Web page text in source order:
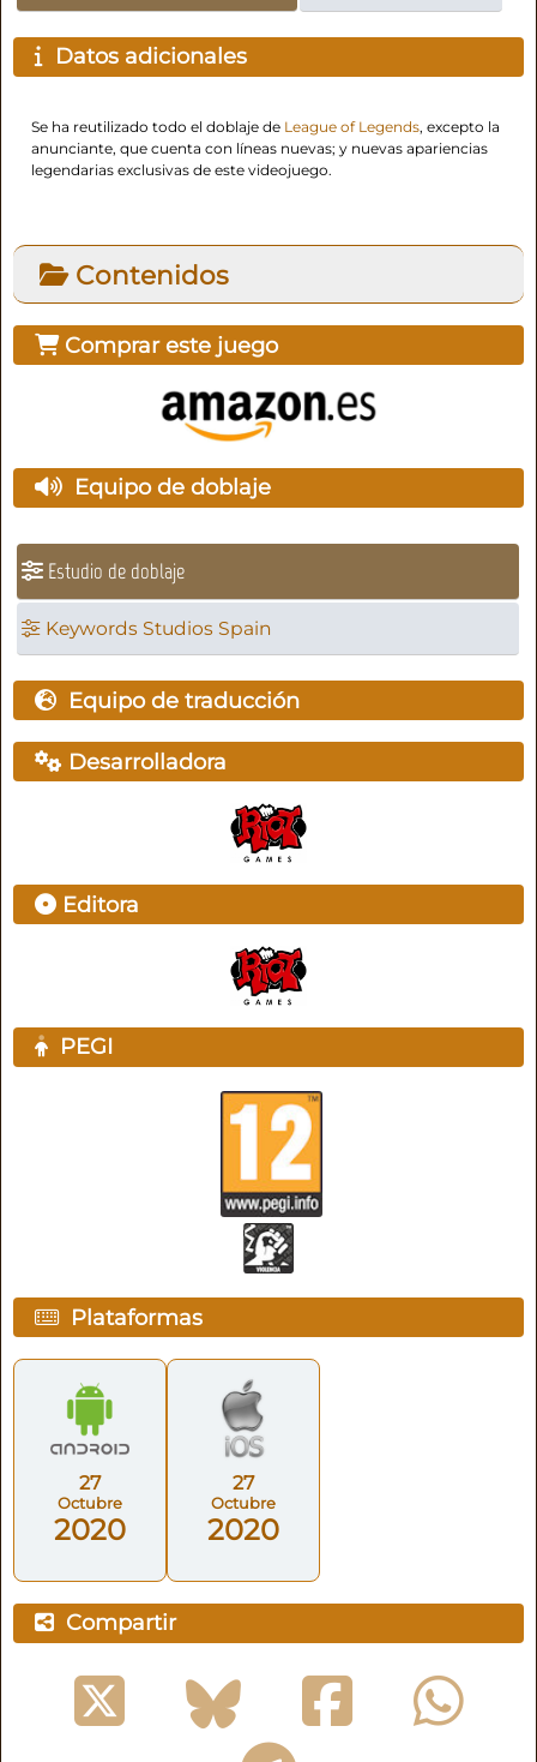
Datos adicionales
Se ha reutilizado todo el doblaje de League of Legends, excepto la
anunciante, que cuenta con líneas nuevas; y nuevas apariencias
legendarias exclusivas de este videojuego.
Contenidos
Comprar este juego
Equipo de doblaje
Estudio de doblaje
Keywords Studios Spain
Equipo de traducción
Desarrolladora
Editora
PEGI
Plataformas
27
Octubre
2020
27
Octubre
2020
Compartir